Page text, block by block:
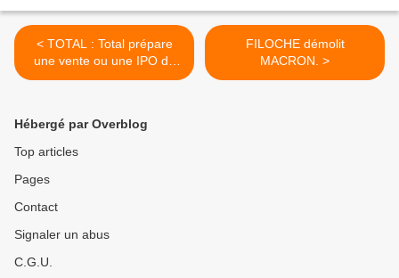
< TOTAL : Total prépare
une vente ou une IPO de
Hutchinson.
FILOCHE démolit
MACRON. >
Hébergé par Overblog
Top articles
Pages
Contact
Signaler un abus
C.G.U.